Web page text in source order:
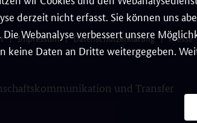
derzeit nicht erfasst. Sie können uns
Webanalyse verbessert unsere
Daten an Dritte weitergegeben.
Impressum Datenschutzerklärung Presse
und Transfer